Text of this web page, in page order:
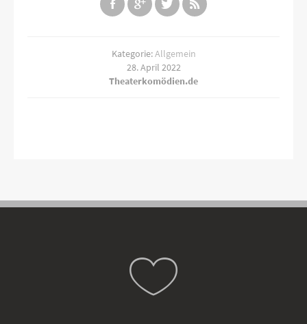
Kategorie:Allgemein
28. April 2022
Theaterkomödien.de